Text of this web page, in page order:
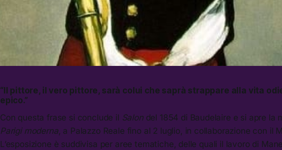
“Il pittore, il vero pittore, sarà colui che saprà strappare alla vita
epico.”
Con questa frase si conclude il Salondel 1854 di Baudelaire e si apre la
Parigi moderna, a Palazzo Reale fino al 2 luglio, in collaborazione con il
L’esposizione è suddivisa per aree tematiche, delle quali il lavoro di